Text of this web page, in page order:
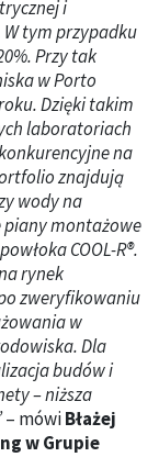
i
W tym przypadku
Przy tak
w Porto
Dzięki takim
laboratoriach
na
znajdują
wody na
montażowe
COOL-R®.
rynek
zweryfikowaniu
w
Dla
budów i
– niższa
– mówiBłażej
w Grupie